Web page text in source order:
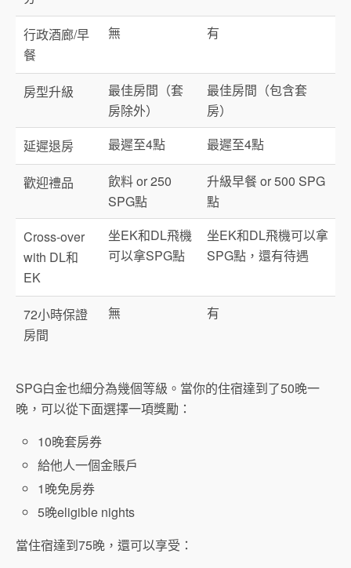
行政酒廊/早
餐
無 有
房型升級
最佳房間（套
房除外）
最佳房間（包含套
房）
延遲退房
最遲至4點 最遲至4點
歡迎禮品
飲料 or 250
SPG點
升級早餐 or 500 SPG
點
Cross-over
with DL和
EK
坐EK和DL飛機
可以拿SPG點
坐EK和DL飛機可以拿
SPG點，還有待遇
72小時保證
房間
無 有
SPG白金也細分為幾個等級。當你的住宿達到了50晚一
晚，可以從下面選擇一項獎勵：
10晚套房券
給他人一個金賬戶
1晚免房券
5晚eligible nights
當住宿達到75晚，還可以享受：